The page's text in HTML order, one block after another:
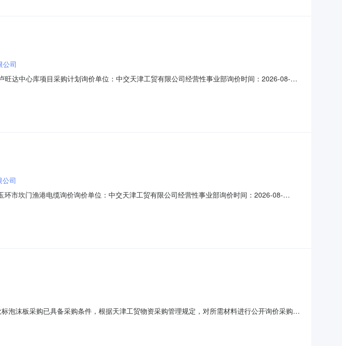
公司
达中心库项目采购计划询价单位：中交天津工贸有限公司经营性事业部询价时间：2026-08-
基准价收货地址收货要求收货时间备注1热轧
司
市坎门渔港电缆询价询价单位：中交天津工贸有限公司经营性事业部询价时间：2026-08-
位基准价收货地址收货要求收货时间备注10.6
泡沫板采购已具备采购条件，根据天津工贸物资采购管理规定，对所需材料进行公开询价采购，
等相关资料文件。2.要求中标厂商收到中标通知书后30天内送货至集港码头（天津港、青岛